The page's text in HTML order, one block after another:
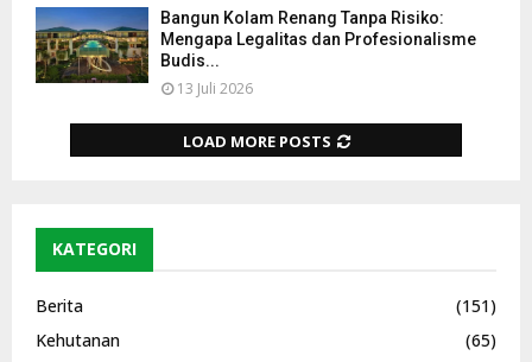
Bangun Kolam Renang Tanpa Risiko:
Mengapa Legalitas dan Profesionalisme
Budis...
13 Juli 2026
LOAD MORE POSTS
KATEGORI
Berita
(151)
Kehutanan
(65)